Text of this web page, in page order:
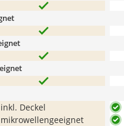
inkl. Deckel
mikrowellengeeignet